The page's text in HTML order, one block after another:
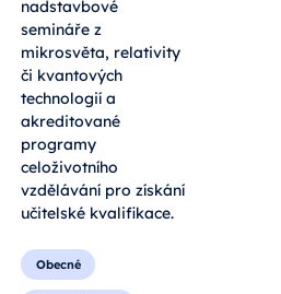
nadstavbové
semináře z
mikrosvěta, relativity
či kvantových
technologií a
akreditované
programy
celoživotního
vzdělávání pro získání
učitelské kvalifikace.
Obecné